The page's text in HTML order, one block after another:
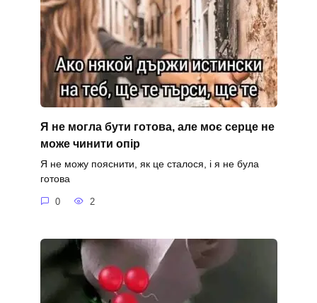
Я не могла бути готова, але моє серце не
може чинити опір
Я не можу пояснити, як це сталося, і я не була
готова
0 2